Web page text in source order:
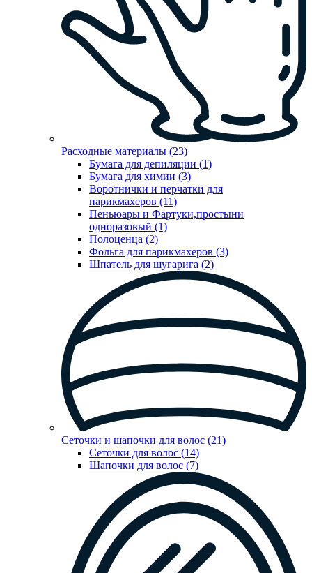
Расходные материалы (23)
Бумага для депиляции (1)
Бумага для химии (3)
Воротнички и перчатки для
парикмахеров (11)
Пеньюары и Фартуки,простыни
одноразовый (1)
Полоценца (2)
Фольга для парикмахеров (3)
Шпатель для шугарига (2)
Сеточки и шапочки для волос (21)
Сеточки для волос (14)
Шапочки для волос (7)